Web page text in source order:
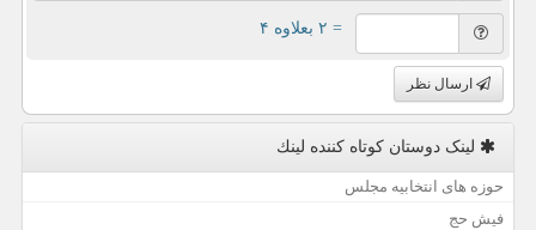
= ۲ بعلاوه ۴
ارسال نظر
لینک دوستان كوتاه كننده لینك
حوزه های انتخابیه مجلس
فیش حج